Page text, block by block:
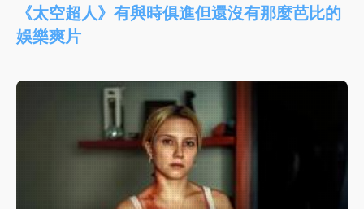
《太空超人》有與時俱進但還沒有那麼芭比的
娛樂爽片